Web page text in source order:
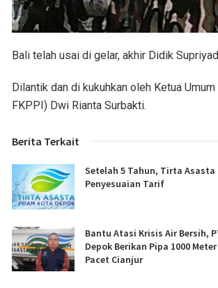
Bali telah usai di gelar, akhir Didik
Dilantik dan di kukuhkan oleh Ketua
FKPPI) Dwi Rianta Surbakti.
Berita Terkait
Setelah 5 Tahun, Tirta Asasta
Penyesuaian Tarif
Bantu Atasi Krisis Air Bersih,
Depok Berikan Pipa 1000
Pacet Cianjur